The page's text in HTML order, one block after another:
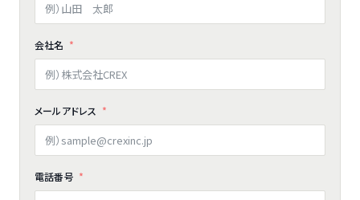
会社名
メールアドレス
電話番号